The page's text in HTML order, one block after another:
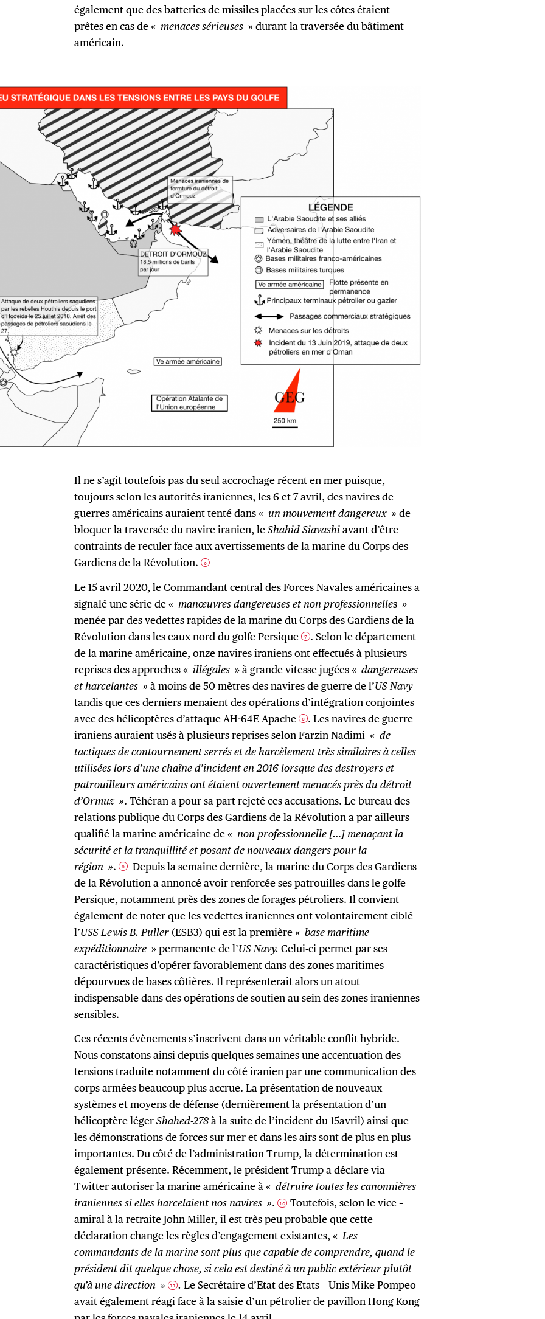
également que des batteries de missiles placées sur les côtes étaient
prêtes en cas de « menaces sérieuses » durant la traversée du bâtiment
américain.
Il ne s’agit toutefois pas du seul accrochage récent en mer puisque,
toujours selon les autorités iraniennes, les 6 et 7 avril, des navires de
guerres américains auraient tenté dans «un mouvement dangereux » de
bloquer la traversée du navire iranien, leShahid Siavashiavant d’être
contraints de reculer face aux avertissements de la marine du Corps des
Gardiens de la Révolution. 6
Le 15 avril 2020, le Commandant central des Forces Navales américaines a
signalé une série de « manœuvres dangereuses et non professionnelles »
menée par des vedettes rapides de la marine du Corps des Gardiens de la
Révolution dans les eaux nord du golfe Persique 7 . Selon le département
de la marine américaine, onze navires iraniens ont effectués à plusieurs
reprises des approches «illégales » à grande vitesse jugées «dangereuses
et harcelantes » à moins de 50 mètres des navires de guerre de l’US Navy
tandis que ces derniers menaient des opérations d’intégration conjointes
avec des hélicoptères d’attaque AH-64E Apache 8 . Les navires de guerre
iraniens auraient usés à plusieurs reprises selon Farzin Nadimi «de
tactiques de contournement serrés et de harcèlement très similaires à celles
utilisées lors d’une chaîne d’incident en 2016 lorsque des destroyers et
patrouilleurs américains ont étaient ouvertement menacés près du détroit
d’Ormuz ». Téhéran a pour sa part rejeté ces accusations. Le bureau des
relations publique du Corps des Gardiens de la Révolution a par ailleurs
qualifié la marine américaine de« non professionnelle […] menaçant la
sécurité et la tranquillité et posant de nouveaux dangers pour la
région ». 9 Depuis la semaine dernière, la marine du Corps des Gardiens
de la Révolution a annoncé avoir renforcée ses patrouilles dans le golfe
Persique, notamment près des zones de forages pétroliers. Il convient
également de noter que les vedettes iraniennes ont volontairement ciblé
l’USS Lewis B. Puller(ESB3) qui est la première «base maritime
expéditionnaire » permanente de l’US Navy. Celui-ci permet par ses
caractéristiques d’opérer favorablement dans des zones maritimes
dépourvues de bases côtières. Il représenterait alors un atout
indispensable dans des opérations de soutien au sein des zones iraniennes
sensibles.
Ces récents évènements s’inscrivent dans un véritable conflit hybride.
Nous constatons ainsi depuis quelques semaines une accentuation des
tensions traduite notamment du côté iranien par une communication des
corps armées beaucoup plus accrue. La présentation de nouveaux
systèmes et moyens de défense (dernièrement la présentation d’un
hélicoptère légerShahed-278à la suite de l’incident du 15avril) ainsi que
les démonstrations de forces sur mer et dans les airs sont de plus en plus
importantes. Du côté de l’administration Trump, la détermination est
également présente. Récemment, le président Trump a déclare via
Twitter autoriser la marine américaine à «détruire toutes les canonnières
iraniennes si elles harcelaient nos navires ».10 Toutefois, selon le vice –
amiral à la retraite John Miller, il est très peu probable que cette
déclaration change les règles d’engagement existantes, «Les
commandants de la marine sont plus que capable de comprendre, quand le
président dit quelque chose, si cela est destiné à un public extérieur plutôt
qu’à une direction » 11 . Le Secrétaire d’Etat des Etats – Unis Mike Pompeo
avait également réagi face à la saisie d’un pétrolier de pavillon Hong Kong